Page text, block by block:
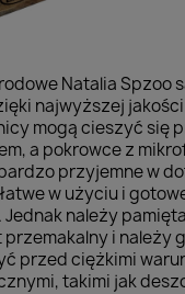
Natalia Spzoo
najwyższej
mogą cieszyć się
a pokrowce z
przyjemne w
w użyciu i
Jednak należy
przemakalny i należy
przed ciężkimi
takimi jak